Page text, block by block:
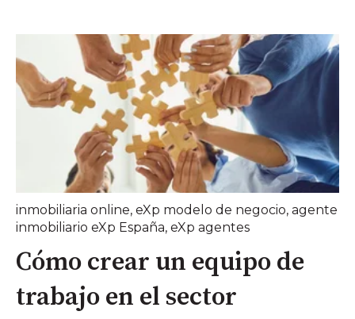
inmobiliaria online, eXp modelo de negocio, agente
inmobiliario eXp España, eXp agentes
Cómo crear un equipo de
trabajo en el sector